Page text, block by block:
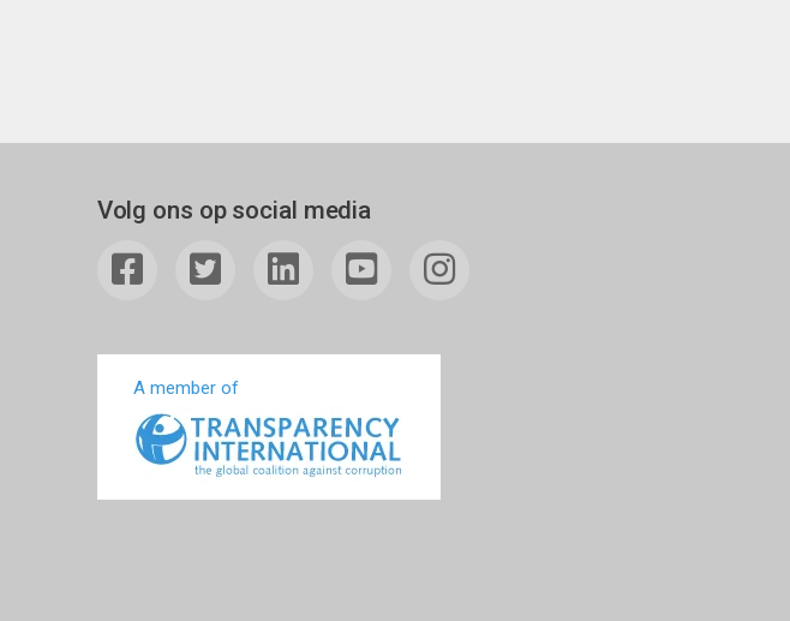
Volg ons op social media
A member of